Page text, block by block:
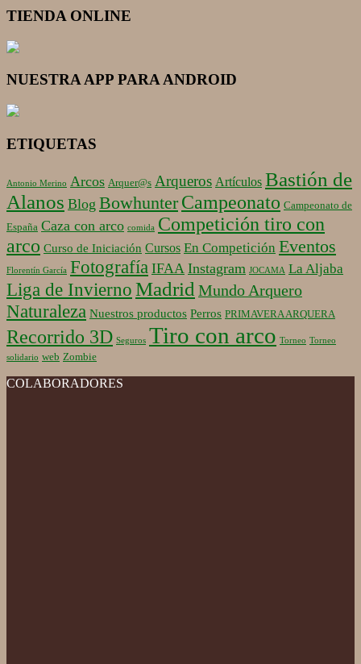
TIENDA ONLINE
NUESTRA APP PARA ANDROID
ETIQUETAS
Antonio Merino Arcos Arquer@s Arqueros Artículos Bastión de
Alanos Blog Bowhunter Campeonato Campeonato de
España Caza con arco comida Competición tiro con
arco Curso de Iniciación Cursos En Competición Eventos
Florentín García Fotografía IFAA Instagram JOCAMA La Aljaba
Liga de Invierno Madrid Mundo Arquero
Naturaleza Nuestros productos Perros PRIMAVERA ARQUERA
Recorrido 3D Seguros Tiro con arco Torneo Torneo
solidario web Zombie
COLABORADORES